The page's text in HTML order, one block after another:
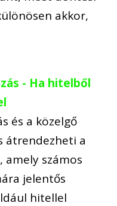
akkor,
- Ha hitelből
és a közelgő
átrendezheti a
számos
jelentős
hitellel